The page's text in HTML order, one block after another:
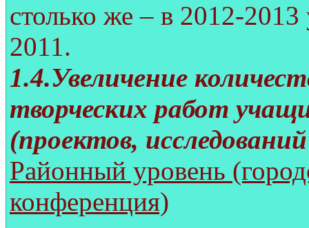
столько же – в 2012-
2011.
1.4.Увеличение
творческих работ
(проектов,
Районный уровень
конференция)